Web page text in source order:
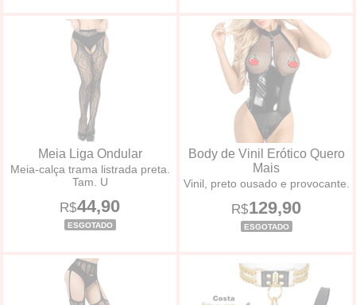
Meia Liga Ondular
Meia-calça trama listrada preta.
Tam. U
R$44,90
ESGOTADO
Body de Vinil Erótico Quero
Mais
Vinil, preto ousado e provocante.
R$129,90
ESGOTADO